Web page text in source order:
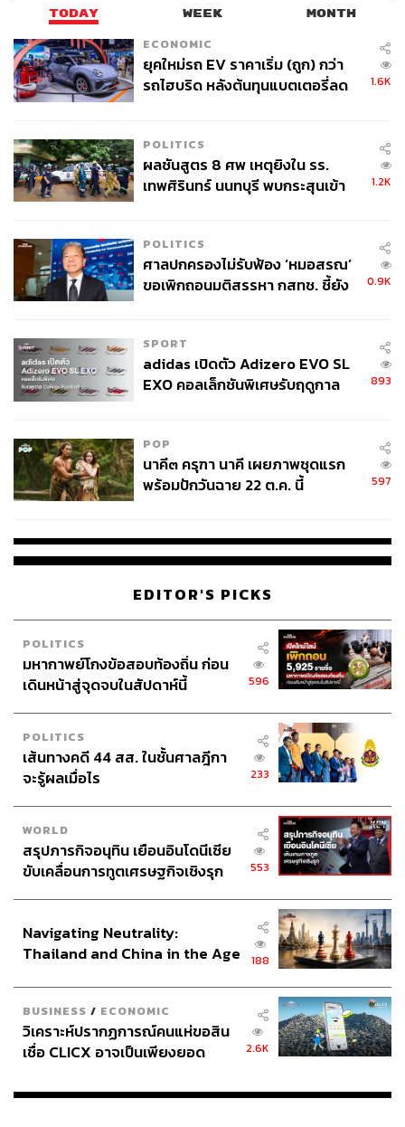
TODAY WEEK MONTH
ECONOMIC
ยุคใหม่รถ EV ราคาเริ่ม (ถูก) กว่า
รถไฮบริด หลังต้นทุนแบตเตอรี่ลด
1.6K
POLITICS
ผลชันสูตร 8 ศพ เหตุยิงใน รร.
เทพศิรินทร์ นนทบุรี พบกระสุนเข้า
1.2K
POLITICS
ศาลปกครองไม่รับฟ้อง ‘หมอสรณ’
ขอเพิกถอนมติสรรหา กสทช. ชี้ยัง
0.9K
SPORT
adidas เปิดตัว Adizero EVO SL
EXO คอลเล็กชันพิเศษรับฤดูกาล
893
POP
นาคี๓ ครุฑา นาคี เผยภาพชุดแรก
พร้อมปักวันฉาย 22 ต.ค. นี้
597
EDITOR'S PICKS
POLITICS
มหากาพย์โกงข้อสอบท้องถิ่น ก่อน
เดินหน้าสู่จุดจบในสัปดาห์นี้
596
POLITICS
เส้นทางคดี 44 สส. ในชั้นศาลฎีกา
จะรู้ผลเมื่อไร
233
WORLD
สรุปภารกิจอนุทิน เยือนอินโดนีเซีย
ขับเคลื่อนการทูตเศรษฐกิจเชิงรุก
553
Navigating Neutrality:
Thailand and China in the Age
188
BUSINESS / ECONOMIC
วิเคราะห์ปรากฏการณ์คนแห่ขอสิน
เชื่อ CLICX อาจเป็นเพียงยอด
เรือนไทยที่ถูกซุกไว้
2.6K